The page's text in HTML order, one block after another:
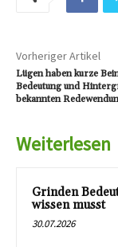
Vorheriger Artikel
Lügen haben kurze
Bedeutung und
bekannten
Weiterlesen
Grinden
wissen musst
30.07.2026